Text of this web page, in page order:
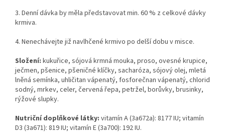
3. Denní dávka by měla představovat min. 60 % z celkové dávky
krmiva.
4. Nenechávejte již navlhčené krmivo po delší dobu v misce.
Složení: kukuřice, sójová krmná mouka, proso, ovesné krupice,
ječmen, pšenice, pšeničné klíčky, sacharóza, sójový olej, mletá
lněná semínka, uhličitan vápenatý, fosforečnan vápenatý, chlorid
sodný, mrkev, celer, červená řepa, petržel, borůvky, brusinky,
rýžové slupky.
Nutriční doplňkové látky: vitamín A (3a672a): 8177 IU; vitamín
D3 (3a671): 819 IU; vitamín E (3a700): 192 IU.